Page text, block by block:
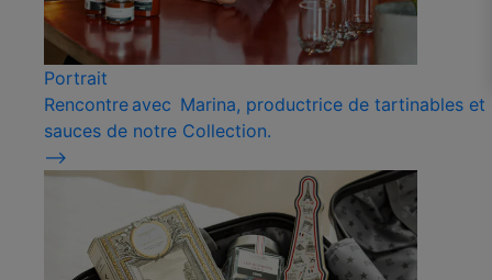
Portrait
Rencontre avec Marina, productrice de tartinables et
sauces de notre Collection.
⟶